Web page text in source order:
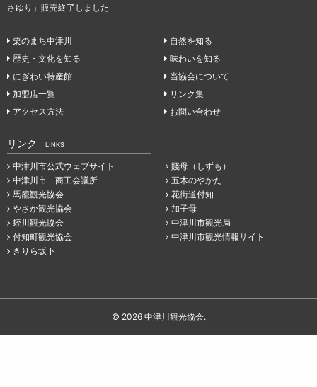
さゆり」販売終了しました
栗のまち中津川
自然を知る
歴史・文化を知る
味わいを知る
にぎわい特産館
当協会について
加盟店一覧
リンク集
アクセス方法
お問い合わせ
リンク LINKS
中津川市公式ウェブサイト
中津川市 商工会議所
馬籠観光協会
やさか観光協会
蛭川観光協会
付知町観光協会
きりら坂下
賤母（しずも）
五木のやかた
花街道付知
加子母
中津川市観光局
中津川市観光情報サイト
© 2026 中津川観光協会.